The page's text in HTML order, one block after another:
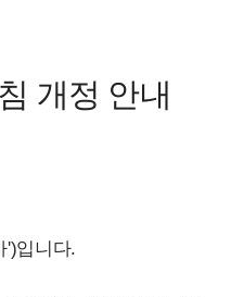
개정 안내
')입니다.